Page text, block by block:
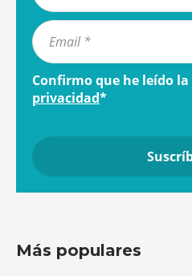
Confirmo que he leído la
privacidad*
Más populares